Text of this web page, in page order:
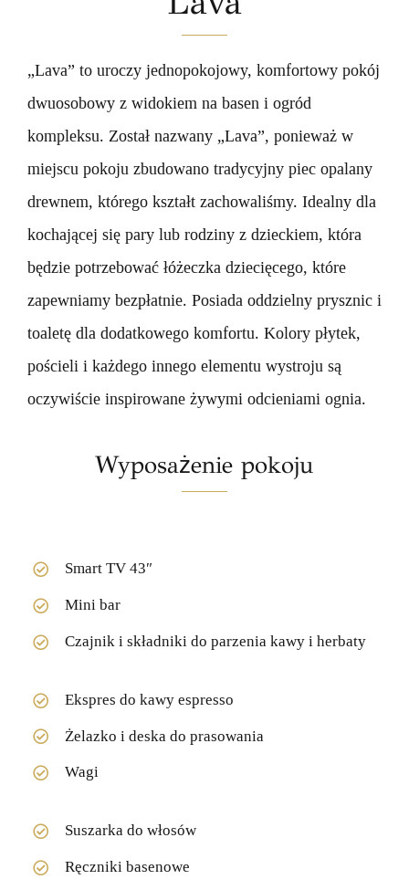
OFERTA
ZAREZERWUJ TERAZ
„Lava” to uroczy jednopokojowy, komfortowy pokój
dwuosobowy z widokiem na basen i ogród
kompleksu. Został nazwany „Lava”, ponieważ w
miejscu pokoju zbudowano tradycyjny piec opalany
drewnem, którego kształt zachowaliśmy. Idealny dla
kochającej się pary lub rodziny z dzieckiem, która
będzie potrzebować łóżeczka dziecięcego, które
zapewniamy bezpłatnie. Posiada oddzielny prysznic i
toaletę dla dodatkowego komfortu. Kolory płytek,
pościeli i każdego innego elementu wystroju są
oczywiście inspirowane żywymi odcieniami ognia.
Wyposażenie pokoju
Smart TV 43″
Mini bar
Czajnik i składniki do parzenia kawy i herbaty
Ekspres do kawy espresso
Żelazko i deska do prasowania
Wagi
Suszarka do włosów
Ręczniki basenowe